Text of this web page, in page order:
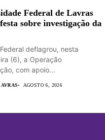
Federal de Lavras
sobre investigação da
deflagrou, nesta
(6), a Operação
com apoio...
AGOSTO 6, 2026